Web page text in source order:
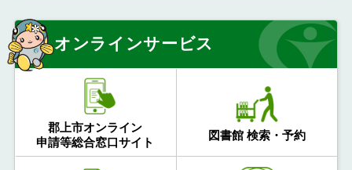
オンラインサービス
郡上市オンライン
申請等総合窓口サイト
図書館 検索・予約